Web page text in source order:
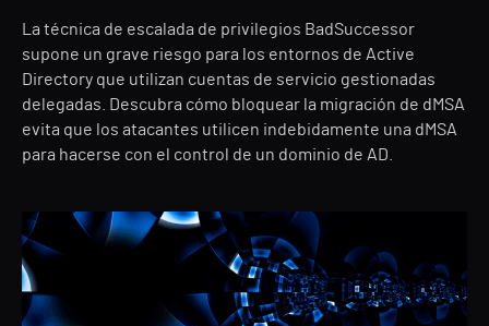
La técnica de escalada de privilegios BadSuccessor
supone un grave riesgo para los entornos de Active
Directory que utilizan cuentas de servicio gestionadas
delegadas. Descubra cómo bloquear la migración de dMSA
evita que los atacantes utilicen indebidamente una dMSA
para hacerse con el control de un dominio de AD.